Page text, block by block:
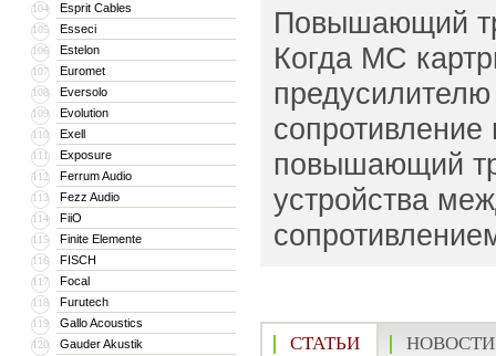
104 Esprit Cables
105 Esseci
106 Estelon
107 Euromet
108 Eversolo
109 Evolution
110 Exell
111 Exposure
112 Ferrum Audio
113 Fezz Audio
114 FiiO
115 Finite Elemente
116 FISCH
117 Focal
118 Furutech
119 Gallo Acoustics
120 Gauder Akustik
Повышающий
Когда MC
повышающий
устройства
СТАТЬИ НОВОСТИ